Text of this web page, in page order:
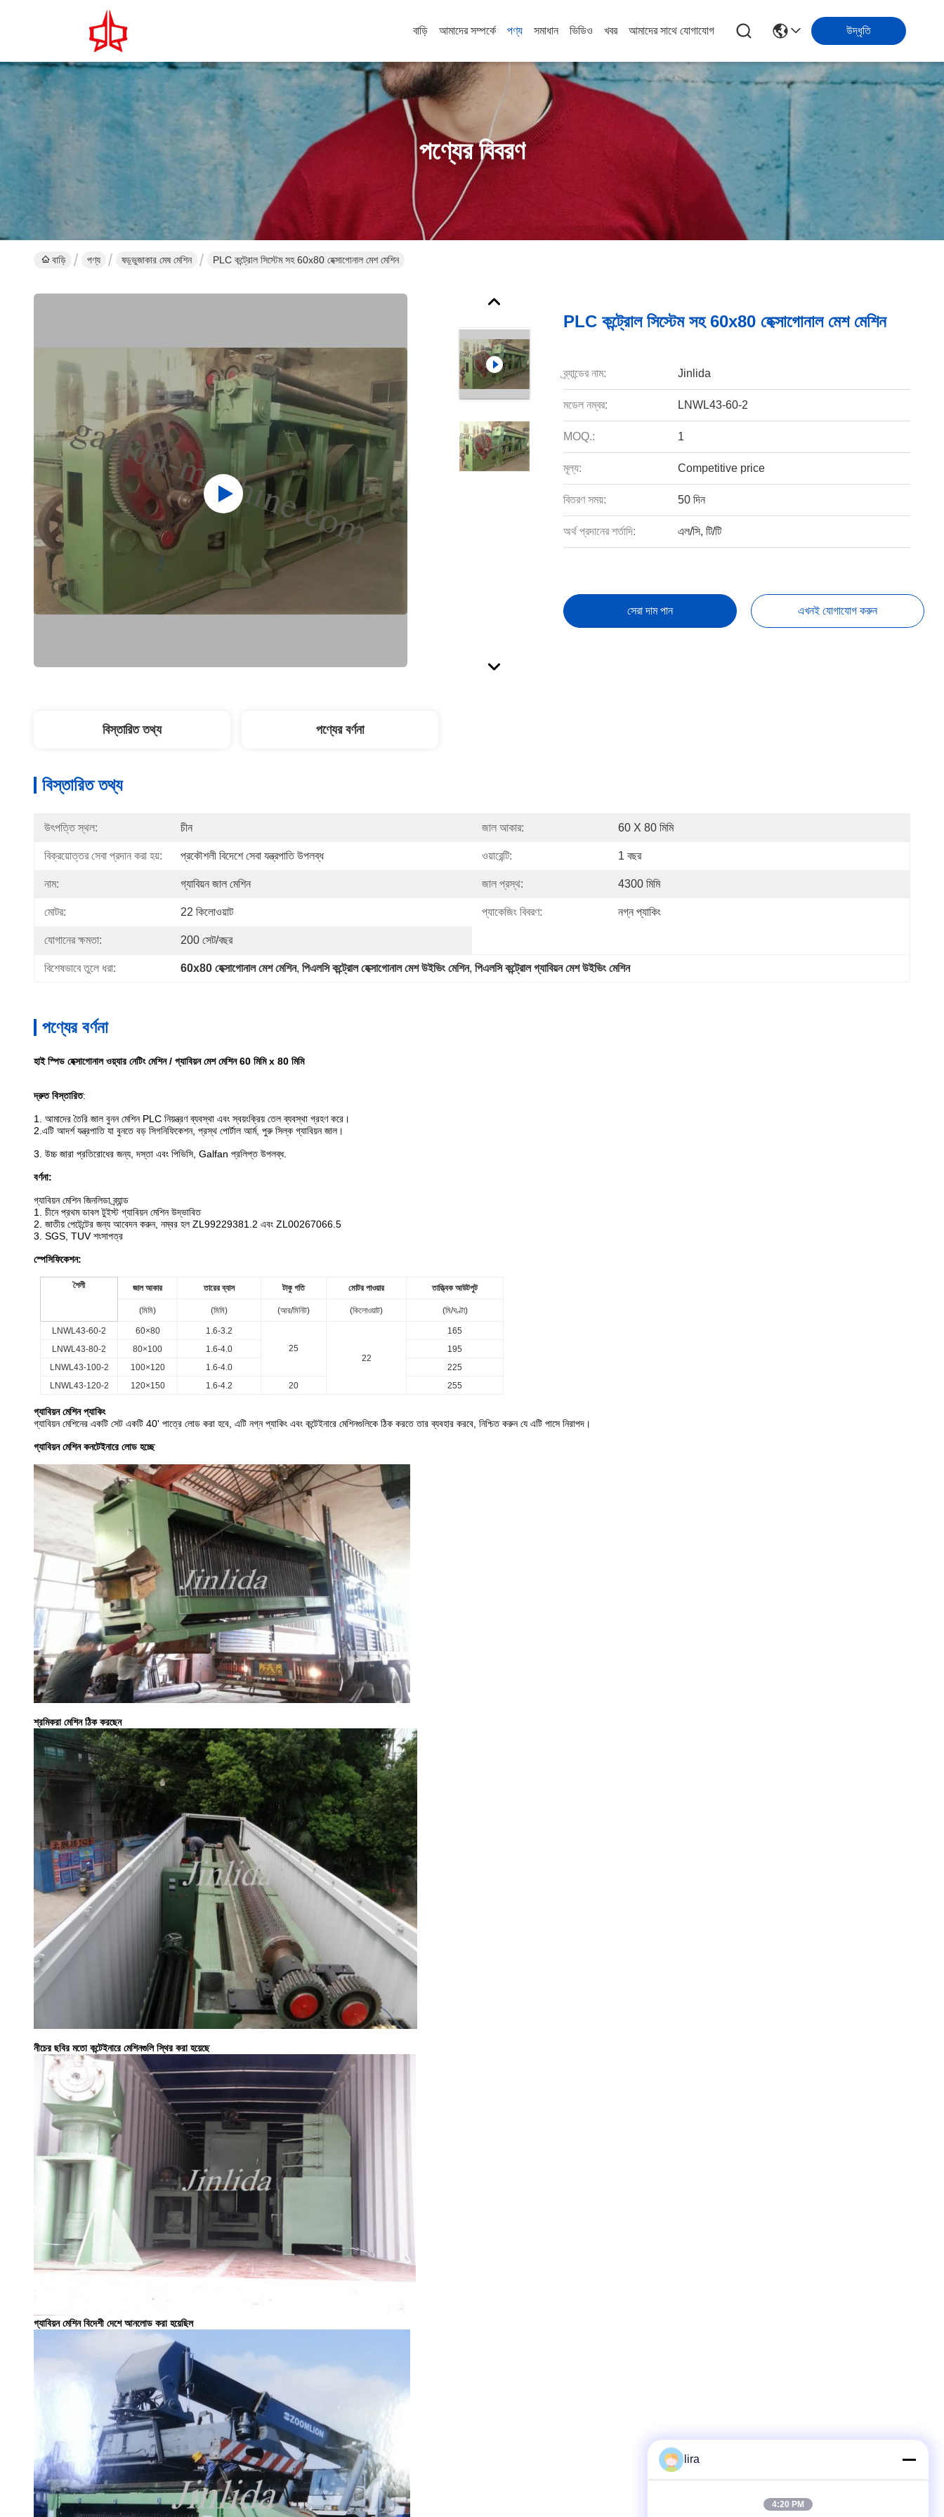
বাড়ি আমাদের সম্পর্কে পণ্য সমাধান ভিডিও খবর আমাদের সাথে যোগাযোগ উদ্ধৃতি
পণ্যের বিবরণ
বাড়ি পণ্য ষড়্ভুজাকার মেষ মেশিন PLC কন্ট্রোল সিস্টেম সহ 60x80 হেক্সাগোনাল মেশ মেশিন
PLC কন্ট্রোল সিস্টেম সহ 60x80 হেক্সাগোনাল মেশ মেশিন
ব্র্যান্ডের নাম: Jinlida
মডেল নম্বর: LNWL43-60-2
MOQ.: 1
মূল্য: Competitive price
বিতরণ সময়: 50 দিন
অর্থ প্রদানের শর্তাদি: এল/সি, টি/টি
সেরা দাম পান এখনই যোগাযোগ করুন
বিস্তারিত তথ্য পণ্যের বর্ণনা
বিস্তারিত তথ্য
উৎপত্তি স্থল: চীন জাল আকার: 60 X 80 মিমি
বিক্রয়োত্তর সেবা প্রদান করা হয়: প্রকৌশলী বিদেশে সেবা যন্ত্রপাতি উপলব্ধ ওয়ারেন্টি: 1 বছর
নাম: গ্যাবিয়ন জাল মেশিন জাল প্রস্থ: 4300 মিমি
মোটর: 22 কিলোওয়াট প্যাকেজিং বিবরণ: নগ্ন প্যাকিং
যোগানের ক্ষমতা: 200 সেট/বছর
বিশেষভাবে তুলে ধরা: 60x80 হেক্সাগোনাল মেশ মেশিন, পিএলসি কন্ট্রোল হেক্সাগোনাল মেশ উইভিং মেশিন, পিএলসি কন্ট্রোল গ্যাবিয়ন মেশ উইভিং মেশিন
পণ্যের বর্ণনা
হাই স্পিড হেক্সাগোনাল ওয়্যার নেটিং মেশিন / গ্যাবিয়ন মেশ মেশিন 60 মিমি x 80 মিমি
দ্রুত বিস্তারিত:
1. আমাদের তৈরি জাল বুনন মেশিন PLC নিয়ন্ত্রণ ব্যবস্থা এবং স্বয়ংক্রিয় তেল ব্যবস্থা গ্রহণ করে।
2.এটি আদর্শ যন্ত্রপাতি যা বুনতে বড় সিগনিফিকেশন, প্রস্থ পোর্টাল আর্ম, পুরু সিল্ক গ্যাবিয়ন জাল।
3. উচ্চ জারা প্রতিরোধের জন্য, দস্তা এবং পিভিসি, Galfan প্রলিপ্ত উপলব্ধ.
বর্ণনা:
গ্যাবিয়ন মেশিন জিনলিডা ব্র্যান্ড
1. চীনে প্রথম ডাবল টুইস্ট গ্যাবিয়ন মেশিন উদ্ভাবিত
2. জাতীয় পেটেন্টের জন্য আবেদন করুন, নম্বর হল ZL99229381.2 এবং ZL00267066.5
3. SGS, TUV শংসাপত্র
স্পেসিফিকেশন:
শৈলী জাল আকার তারের ব্যাস টাকু গতি মোটর পাওয়ার তাত্ত্বিক আউটপুট
(মিমি) (মিমি) (আর/মিনিট) (কিলোওয়াট) (মি/ঘণ্টা)
LNWL43-60-2 60×80
1.6-3.2
25
22
165
LNWL43-80-2
80×100 1.6-4.0
195
LNWL43-100-2
100×120 1.6-4.0
225
LNWL43-120-2
120×150 1.6-4.2 20 255
গ্যাবিয়ন মেশিন প্যাকিং
গ্যাবিয়ন মেশিনের একটি সেট একটি 40' পাত্রে লোড করা হবে, এটি নগ্ন প্যাকিং এবং কন্টেইনারে মেশিনগুলিকে ঠিক করতে তার ব্যবহার করবে, নিশ্চিত করুন যে এটি পাসে নিরাপদ।
গ্যাবিয়ন মেশিন কনটেইনারে লোড হচ্ছে
শ্রমিকরা মেশিন ঠিক করছেন
নীচের ছবির মতো কন্টেইনারে মেশিনগুলি স্থির করা হয়েছে
গ্যাবিয়ন মেশিন বিদেশী দেশে আনলোড করা হয়েছিল
lira
4:20 PM